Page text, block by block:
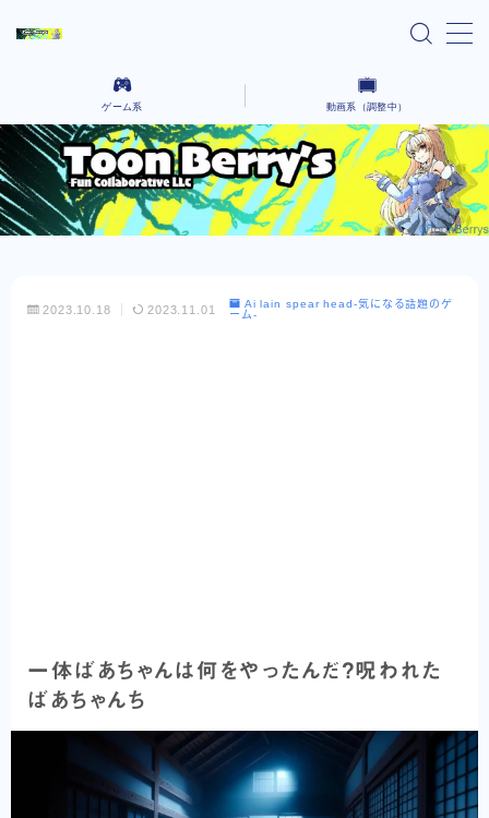
home
Ai lain spear head-気になる話題のゲーム- 気になるニュースや気になったYoutubeなどを語っていく場所です。
Black cafeーゲーム動画をコーヒーでも飲んで
コーヒーを飲みながら、さまざまなクリエイティブな作品を語るないようです。
ゲーム系 動画系（調整中）
2023.10.18 2023.11.01
Ai lain spear head-気になる話題のゲ
ーム-
一体ばあちゃんは何をやったんだ？呪われた
ばあちゃんち